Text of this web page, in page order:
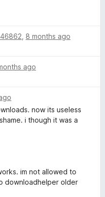
8 months ago
ago
now its useless
i though it was a
im not allowed to
downloadhelper older